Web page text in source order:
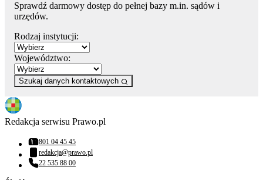
Sprawdź darmowy dostęp do pełnej bazy m.in. sądów i
urzędów.
Rodzaj instytucji:
Województwo:
Szukaj danych kontaktowych
Redakcja serwisu Prawo.pl
Numer telefonu:
801 04 45 45
Adres email:
redakcja@prawo.pl
Numer telefonu:
22 535 88 00